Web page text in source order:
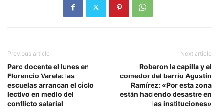
Previous article
Paro docente el lunes en
Florencio Varela: las
escuelas arrancan el ciclo
lectivo en medio del
conflicto salarial
Next article
Robaron la capilla y el
comedor del barrio Agustín
Ramírez: «Por esta zona
están haciendo desastre en
las instituciones»